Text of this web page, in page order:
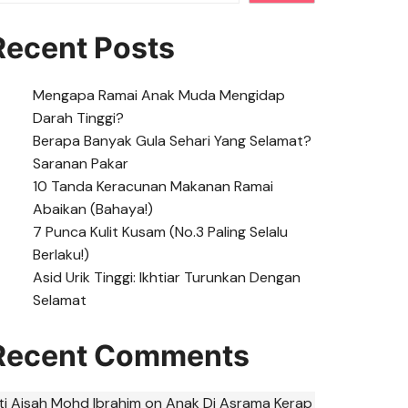
Posts
Mengapa Ramai Anak Muda Mengidap
Darah Tinggi?
Berapa Banyak Gula Sehari Yang Selamat?
Saranan Pakar
10 Tanda Keracunan Makanan Ramai
Abaikan (Bahaya!)
7 Punca Kulit Kusam (No.3 Paling Selalu
Berlaku!)
Asid Urik Tinggi: Ikhtiar Turunkan Dengan
Selamat
Comments
Aisah Mohd Ibrahim on Anak Di Asrama Kerap